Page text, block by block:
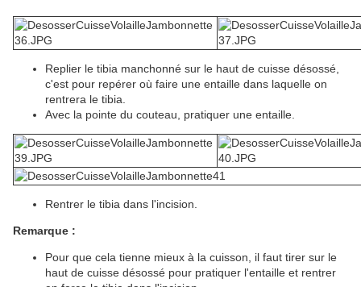
Replier le tibia manchonné sur le haut de cuisse désossé,
c'est pour repérer où faire une entaille dans laquelle on
rentrera le tibia.
Avec la pointe du couteau, pratiquer une entaille.
Rentrer le tibia dans l'incision.
Remarque :
Pour que cela tienne mieux à la cuisson, il faut tirer sur le
haut de cuisse désossé pour pratiquer l'entaille et rentrer